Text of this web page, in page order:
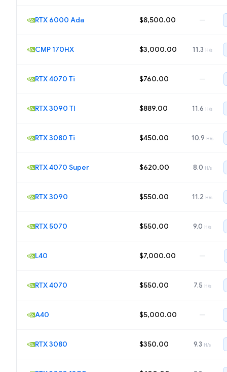
RTX 6000 Ada $8,500.00 —
CMP 170HX $3,000.00 11.3 H/s
RTX 4070 Ti $760.00 —
RTX 3090 TI $889.00 11.6 H/s
RTX 3080 Ti $450.00 10.9 H/s
RTX 4070 Super $620.00 8.0 H/s
RTX 3090 $550.00 11.2 H/s
RTX 5070 $550.00 9.0 H/s
L40 $7,000.00 —
RTX 4070 $550.00 7.5 H/s
A40 $5,000.00 —
RTX 3080 $350.00 9.3 H/s